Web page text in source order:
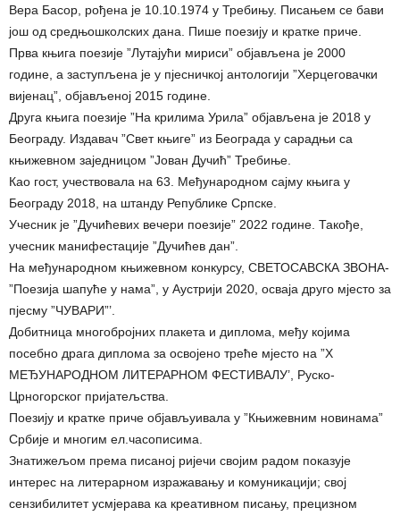
Вера Басор, рођена је 10.10.1974 у Требињу. Писањем се бави
још од средњошколских дана. Пише поезију и кратке приче.
Прва књига поезије ”Лутајући мириси” објављена је 2000
године, а заступљена је у пјесничкој антологији ”Херцеговачки
вијенац”, објављеној 2015 године.
Друга књига поезије ”На крилима Урила” објављена је 2018 у
Београду. Издавач ”Свет књиге” из Београда у сарадњи са
књижевном заједницом ”Јован Дучић” Требиње.
Као гост, учествовала на 63. Међународном сајму књига у
Београду 2018, на штанду Републике Српске.
Учесник је ”Дучићевих вечери поезије” 2022 године. Такође,
учесник манифестације ”Дучићев дан”.
На међународном књижевном конкурсу, СВЕТОСАВСКА ЗВОНА-
”Поезија шапуће у нама”, у Аустрији 2020, осваја друго мјесто за
пјесму ”ЧУВАРИ”’.
Добитница многобројних плакета и диплома, међу којима
посебно драга диплома за освојено треће мјесто на ”Х
МЕЂУНАРОДНОМ ЛИТЕРАРНОМ ФЕСТИВАЛУ’, Руско-
Црногорског пријатељства.
Поезију и кратке приче објављуивала у ”Књижевним новинама”
Србије и многим ел.часописима.
Знатижељом према писаној ријечи својим радом показује
интерес на литерарном изражавању и комуникацији; свој
сензибилитет усмјерава ка креативном писању, прецизном